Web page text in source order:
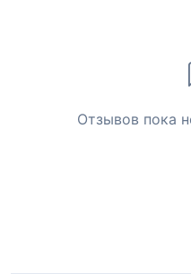
Отзывов пока